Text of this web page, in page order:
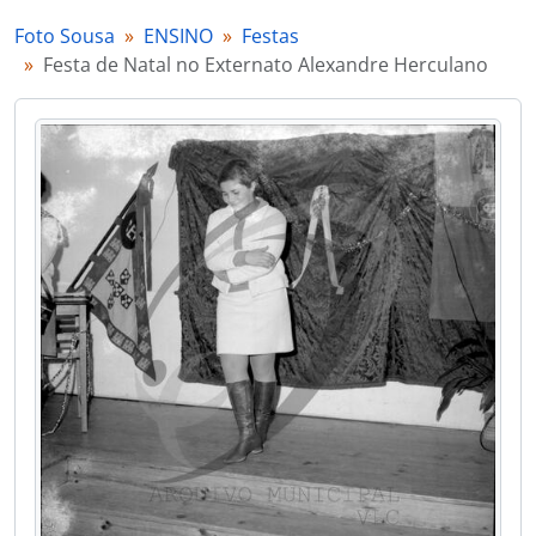
[Documento simples] Festa de Natal no Externato Alexandre Herculano
[Documento simples] Festa de Natal no Externato Alexandre Herculano
[Documento simples] Festa de Natal no Externato Alexandre Herculano
[Documento simples] Festa de Natal no Externato Alexandre Herculano
[Documento simples] Festa de Natal no Externato Alexandre Herculano
[Documento simples] Festa de Natal no Externato Alexandre Herculano
[Documento simples] Festa de Natal no Externato Alexandre Herculano
[Documento simples] Festa de Natal no Externato Alexandre Herculano
[Documento simples] Festa de Natal no Externato Alexandre Herculano
[Documento simples] Festa de Natal no Externato Alexandre Herculano
[Documento simples] Festa de Natal no Externato Alexandre Herculano
[Documento simples] Festa de Natal no Externato Alexandre Herculano
[Documento simples] Festa de Natal no Externato Alexandre Herculano
[Documento simples] Festa na Escola Preparatória Afonso Anes de Cambra
[Documento simples] Festa na Escola Preparatória Afonso Anes de Cambra
[Documento simples] Festa na Escola Preparatória Afonso Anes de Cambra
[Documento simples] Festa na Escola Preparatória Afonso Anes de Cambra
Foto Sousa ENSINO
Festas
Festa de Natal no Externato Alexandre Herculano